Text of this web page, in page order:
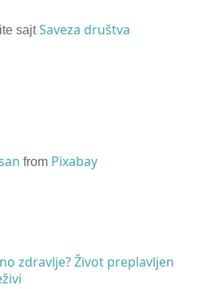
sajtSaveza društva
from Pixabay
zdravlje? Život preplavljen